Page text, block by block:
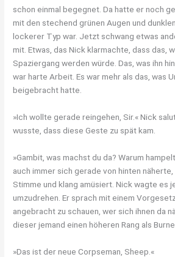
schon einmal begegnet. Da hatte er noch
mit den stechend grünen Augen und
lockerer Typ war. Jetzt schwang etwas
mit. Etwas, das Nick klarmachte, dass das,
Spaziergang werden würde. Das, was ihn
war harte Arbeit. Es war mehr als das, was
beigebracht hatte.
»Ich wollte gerade reingehen, Sir.« Nick
wusste, dass diese Geste zu spät kam.
»Gambit, was machst du da? Warum
auch immer sich gerade von hinten
Stimme und klang amüsiert. Nick wagte es
umzudrehen. Er sprach mit einem
angebracht zu schauen, wer sich ihnen da
dieser jemand einen höheren Rang als
»Das ist der neue Corpseman, Sheep.«